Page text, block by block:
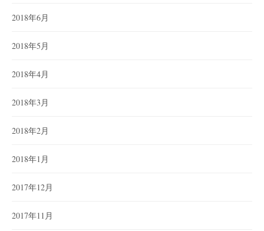
2018年6月
2018年5月
2018年4月
2018年3月
2018年2月
2018年1月
2017年12月
2017年11月